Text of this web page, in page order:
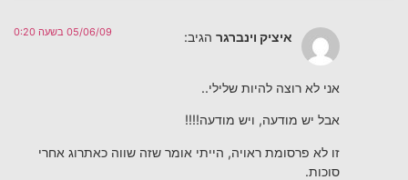
איציק וינברגר הגיב: 05/06/09 בשעה 0:20
אני לא רוצה להיות שלילי..
אבל יש מודעה, ויש מודעה!!!!
זו לא פרסומת ראויה, הייתי אומר שזה שווה כאתרוג אחרי
סוכות.